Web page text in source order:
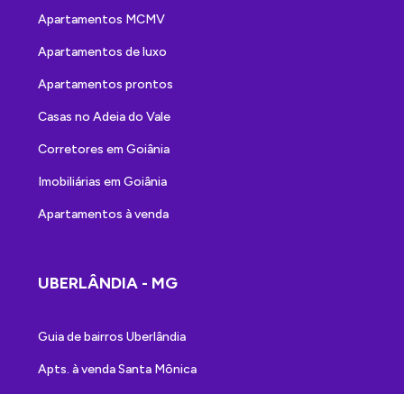
Apartamentos MCMV
Apartamentos de luxo
Apartamentos prontos
Casas no Adeia do Vale
Corretores em Goiânia
Imobiliárias em Goiânia
Apartamentos à venda
UBERLÂNDIA - MG
Guia de bairros Uberlândia
Apts. à venda Santa Mônica